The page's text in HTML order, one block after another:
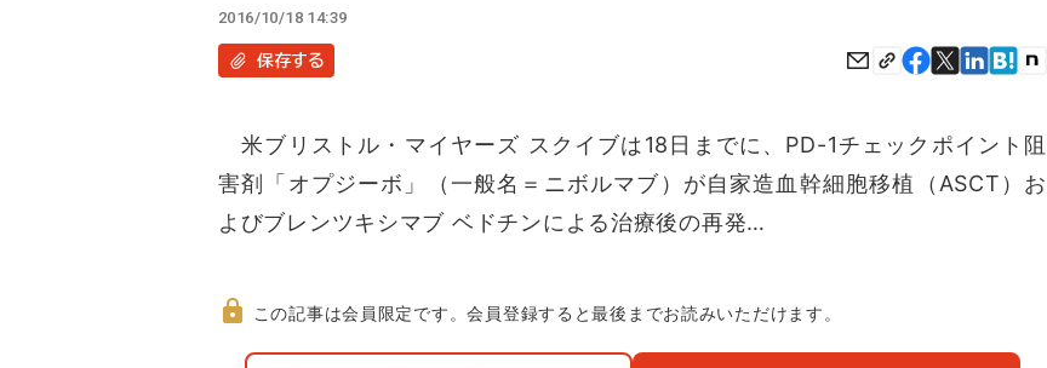
2016/10/18 14:39
保存する
米ブリストル・マイヤーズ スクイブは18日までに、PD-1チェックポイント阻
害剤「オプジーボ」（一般名＝ニボルマブ）が自家造血幹細胞移植（ASCT）お
よびブレンツキシマブ ベドチンによる治療後の再発…
この記事は会員限定です。会員登録すると最後までお読みいただけます。